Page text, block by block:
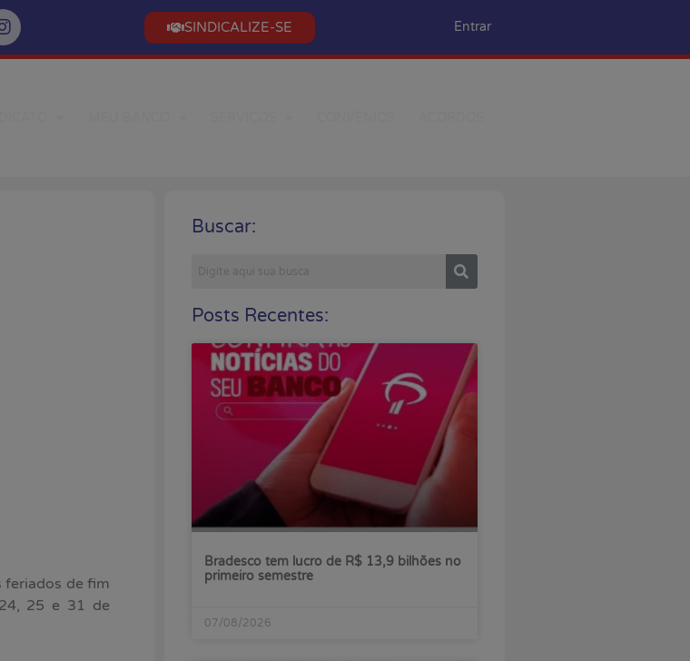
SINDICALIZE-SE Entrar
feriados de fim
25 e 31 de
Buscar:
Posts Recentes:
Bradesco tem lucro de R$ 13,9 bilhões no
primeiro semestre
07/08/2026